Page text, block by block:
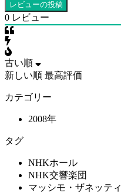
0 レビュー
古い順
新しい順 最高評価
カテゴリー
2008年
タグ
NHKホール
NHK交響楽団
マッシモ・ザネッティ